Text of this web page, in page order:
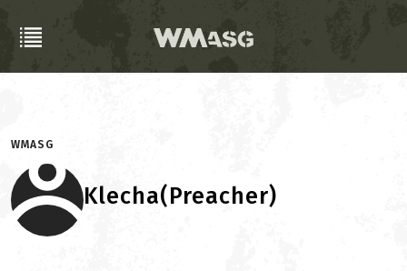
WMASG
Klecha(Preacher)